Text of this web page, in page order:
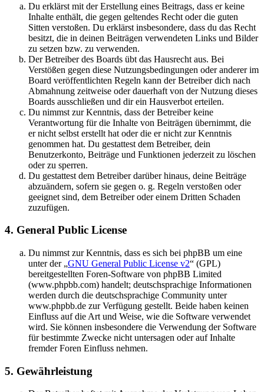
Du erklärst mit der Erstellung eines Beitrags, dass er keine
Inhalte enthält, die gegen geltendes Recht oder die guten
Sitten verstoßen. Du erklärst insbesondere, dass du das Recht
besitzt, die in deinen Beiträgen verwendeten Links und Bilder
zu setzen bzw. zu verwenden.
Der Betreiber des Boards übt das Hausrecht aus. Bei
Verstößen gegen diese Nutzungsbedingungen oder anderer im
Board veröffentlichten Regeln kann der Betreiber dich nach
Abmahnung zeitweise oder dauerhaft von der Nutzung dieses
Boards ausschließen und dir ein Hausverbot erteilen.
Du nimmst zur Kenntnis, dass der Betreiber keine
Verantwortung für die Inhalte von Beiträgen übernimmt, die
er nicht selbst erstellt hat oder die er nicht zur Kenntnis
genommen hat. Du gestattest dem Betreiber, dein
Benutzerkonto, Beiträge und Funktionen jederzeit zu löschen
oder zu sperren.
Du gestattest dem Betreiber darüber hinaus, deine Beiträge
abzuändern, sofern sie gegen o. g. Regeln verstoßen oder
geeignet sind, dem Betreiber oder einem Dritten Schaden
zuzufügen.
4. General Public License
Du nimmst zur Kenntnis, dass es sich bei phpBB um eine
unter der „GNU General Public License v2“ (GPL)
bereitgestellten Foren-Software von phpBB Limited
(www.phpbb.com) handelt; deutschsprachige Informationen
werden durch die deutschsprachige Community unter
www.phpbb.de zur Verfügung gestellt. Beide haben keinen
Einfluss auf die Art und Weise, wie die Software verwendet
wird. Sie können insbesondere die Verwendung der Software
für bestimmte Zwecke nicht untersagen oder auf Inhalte
fremder Foren Einfluss nehmen.
5. Gewährleistung